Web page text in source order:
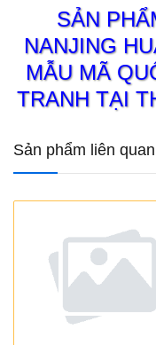
SẢN
NANJING
MẪU MÃ
TRANH TẠI
Sản phẩm liên quan